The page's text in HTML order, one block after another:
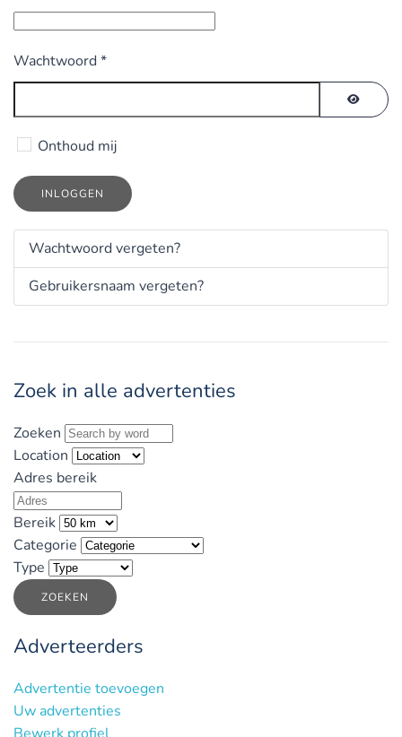
Wachtwoord *
Onthoud mij
INLOGGEN
Wachtwoord vergeten?
Gebruikersnaam vergeten?
Zoek in alle advertenties
Zoeken
Location
Adres bereik
Bereik
Categorie
Type
ZOEKEN
Adverteerders
Advertentie toevoegen
Uw advertenties